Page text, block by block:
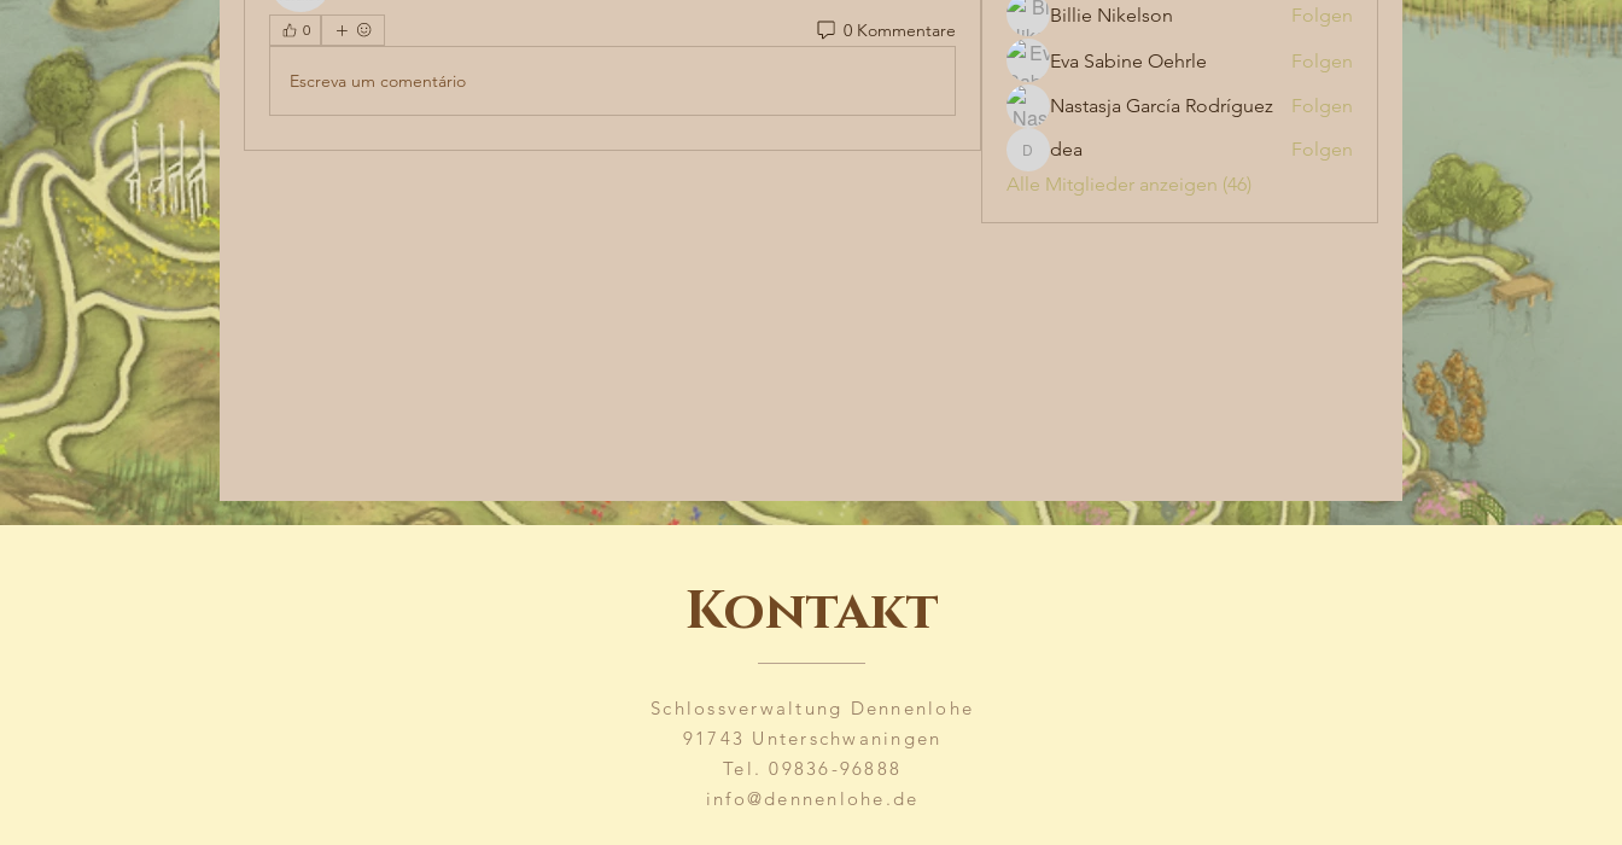
0 0 Kommentare
Escreva um comentário
Billie Nikelson
Folgen
Eva Sabine Oehrle
Folgen
Nastasja García Rodríguez
Folgen
dea
dea
Folgen
Alle Mitglieder anzeigen (46)
Kontakt
Schlossverwaltung Dennenlohe
91743 Unterschwaningen
Tel. 09836-96888
info@dennenlohe.de